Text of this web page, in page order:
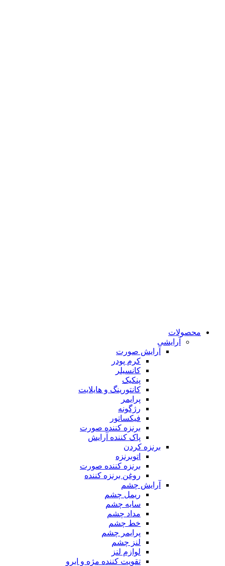
محصولات
آرایشی
آرایش صورت
کرم پودر
کانسیلر
پنکیک
کانتورینگ و هایلایت
پرایمر
رژگونه
فیکساتور
برنزه کننده صورت
پاک کننده آرایش
برنزه کردن
اتوبرنزه
برنزه کننده صورت
روغن برنزه کننده
آرایش چشم
ریمل چشم
سایه چشم
مداد چشم
خط چشم
پرایمر چشم
لنز چشم
لوازم لنز
تقویت کننده مژه و ابرو